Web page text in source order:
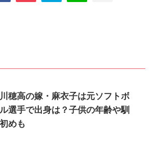
穂高の嫁・麻衣子は元ソフトボ
選手で出身は？子供の年齢や馴
めも